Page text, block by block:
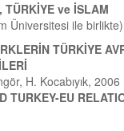
TÜRKİYE ve İSLAM
Üniversitesi ile
TÜRKİYE
H. Kocabıyık, 2006
TURKEY-EU